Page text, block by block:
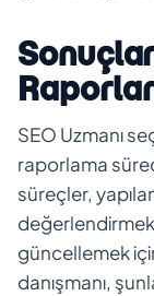
SEO Uzmanı
raporlama
süreçler,
güncellemek
danışmanı,